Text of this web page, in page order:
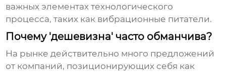
важных элементах технологического
процесса, таких как вибрационные питатели.
Почему 'дешевизна' часто обманчива?
На рынке действительно много предложений
от компаний, позиционирующих себя как